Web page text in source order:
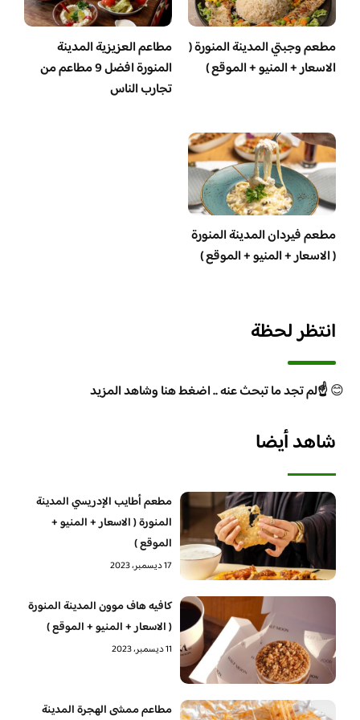
مطعم وجبتي المدينة المنورة (
الاسعار + المنيو + الموقع )
مطاعم العزيزية المدينة
المنورة افضل 9 مطاعم من
تجارب الناس
مطعم فيردان المدينة المنورة
( الاسعار + المنيو + الموقع )
انتظر لحظة
😊☝️لم تجد ما تبحث عنه .. اضغط هنا وشاهد المزيد
شاهد أيضا
مطعم أطايب الإدريسي المدينة
المنورة ( الاسعار + المنيو +
الموقع )
17 ديسمبر، 2023
كافيه هاف موون المدينة المنورة
( الاسعار + المنيو + الموقع )
11 ديسمبر، 2023
مطاعم ممشى الهجرة المدينة